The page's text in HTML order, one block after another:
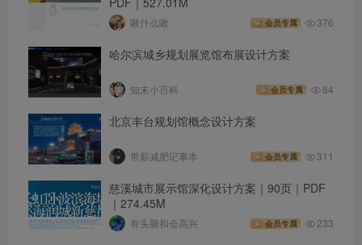
啾什么啾 会员专属 376
哈尔滨城乡规划展览馆布展设计方案
知末小百科 会员专属 84
北京丰台规划馆概念设计方案
带薪减肥记事本 会员专属 311
慈溪城市展示馆深化设计方案｜90页｜PDF
｜274.45M
有头脑和会高兴 会员专属 233